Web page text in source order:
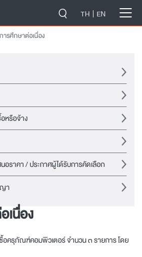
TH EN
รศึกษาต่อเนื่อง
หรือจ้าง
อราคา / ประกาศผู้ได้รับการคัดเลือก
า
เนื่อง
อครุภัณฑ์คอมพิวเตอร์ จำนวน ๓ รายการ โดย